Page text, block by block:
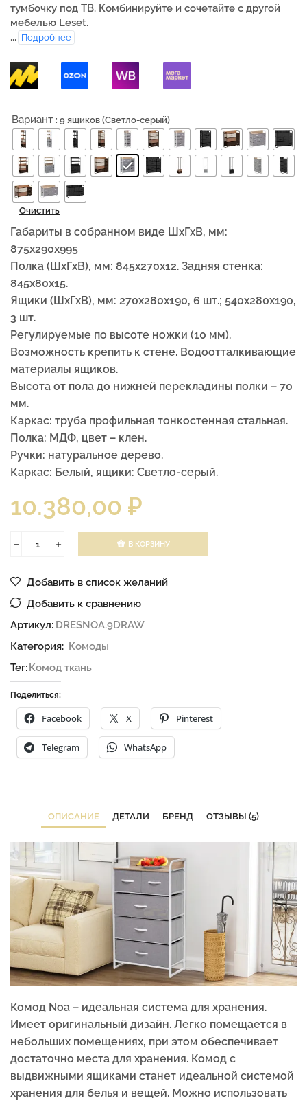
тумбочку под ТВ. Комбинируйте и сочетайте с другой
мебелью Leset.
... Подробнее
Вариант : 9 ящиков (Светло-серый)
Очистить
Габариты в собранном виде ШхГхВ, мм:
875x290x995
Полка (ШxГxВ), мм: 845x270x12. Задняя стенка:
845x80x15.
Ящики (ШxГxВ), мм: 270x280x190, 6 шт.; 540x280x190,
3 шт.
Регулируемые по высоте ножки (10 мм).
Возможность крепить к стене. Водоотталкивающие
материалы ящиков.
Высота от пола до нижней перекладины полки – 70
мм.
Каркас: труба профильная тонкостенная стальная.
Полка: МДФ, цвет – клен.
Ручки: натуральное дерево.
Каркас: Белый, ящики: Светло-серый.
10.380,00 ₽
В КОРЗИНУ
Добавить в список желаний
Добавить к сравнению
Артикул: DRESNOA.9DRAW
Категория: Комоды
Тег:Комод ткань
Поделиться:
Facebook X Pinterest
Telegram WhatsApp
ОПИСАНИЕ ДЕТАЛИ БРЕНД ОТЗЫВЫ (5)
Комод Noa – идеальная система для хранения.
Имеет оригинальный дизайн. Легко помещается в
небольших помещениях, при этом обеспечивает
достаточно места для хранения. Комод с
выдвижными ящиками станет идеальной системой
хранения для белья и вещей. Можно использовать